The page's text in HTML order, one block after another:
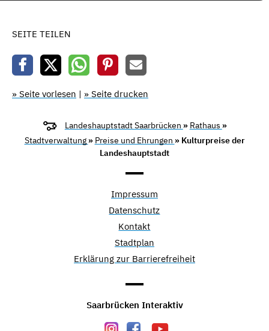
SEITE TEILEN
» Seite vorlesen | » Seite drucken
Landeshauptstadt Saarbrücken » Rathaus »
Stadtverwaltung » Preise und Ehrungen » Kulturpreise der
Landeshauptstadt
Impressum
Datenschutz
Kontakt
Stadtplan
Erklärung zur Barrierefreiheit
Saarbrücken Interaktiv